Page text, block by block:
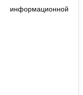
информационной